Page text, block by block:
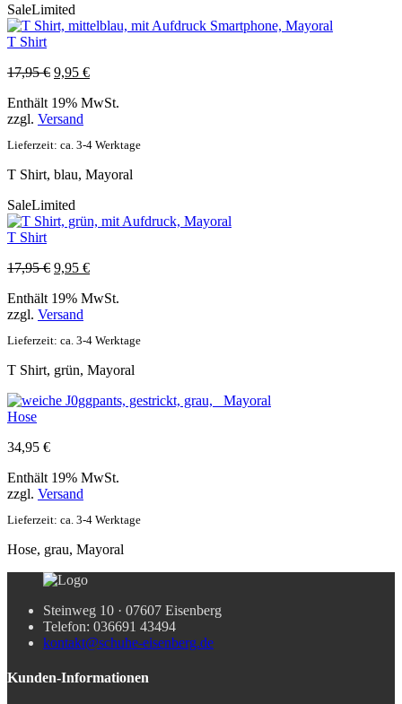
SaleLimited
T Shirt
17,95€ Ursprünglicher
war:
17,95 €
9,95 €Aktueller
ist:
Enthält 19% MwSt.
zzgl. Versand
Lieferzeit: ca. 3-4 Werktage
T Shirt, blau, Mayoral
SaleLimited
T Shirt
17,95€ Ursprünglicher
war:
17,95 €
9,95 €Aktueller
ist:
Enthält 19% MwSt.
zzgl. Versand
Lieferzeit: ca. 3-4 Werktage
T Shirt, grün, Mayoral
Hose
34,95 €
Enthält 19% MwSt.
zzgl. Versand
Lieferzeit: ca. 3-4 Werktage
Hose, grau, Mayoral
Steinweg 10 · 07607 Eisenberg
Telefon: 036691 43494
kontakt@schuhe-eisenberg.de
Kunden-Informationen